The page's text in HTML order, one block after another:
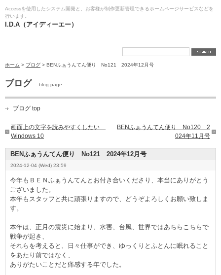
Accessを使用したシステム開発と、お客様が制作更新管理できるホームページサービスなどを
行います。
I.D.A（アイディーエー）
ホーム > ブログ > BENふぁうんてん便り No121 2024年12月号
ブログ blog page
ブログ top
画面上の文字を読みやすくしたい
Windows 10
BENふぁうんてん便り No120 2
024年11月号
BENふぁうんてん便り No121 2024年12月号
2024-12-04 (Wed) 23:59
今年もＢＥＮふぁうんてんとお付き合いくださり、本当にありがとう
ございました。
本年もスタッフと共に頑張りますので、どうぞよろしくお願い致しま
す。
本年は、正月の震災に始まり、水害、台風、世界ではあちらこちらで
戦争が起き、
それらを考えると、日々仕事ができ、ゆっくりとふとんに眠れること
をあたり前ではなく、
ありがたいことだと痛感する年でした。